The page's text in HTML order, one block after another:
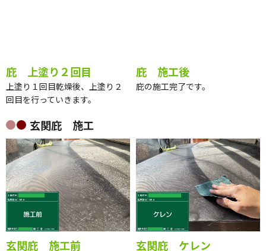
庇 上塗り２回目
上塗り１回目乾燥後、上塗り２
庇 施工後
玄関庇 施工